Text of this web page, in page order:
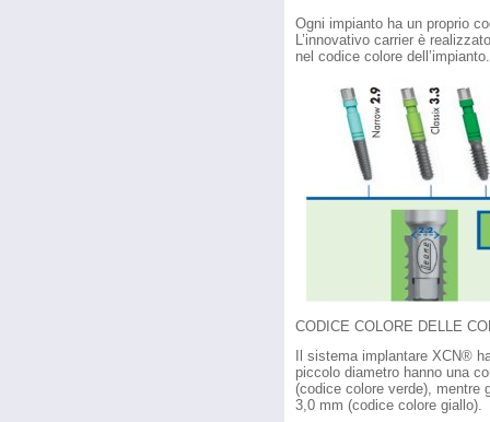
Ogni impianto ha un proprio
L’innovativo carrier è
nel codice colore dell’impianto.
CODICE COLORE DELLE
Il sistema implantare XCN®
piccolo diametro hanno una
(codice colore verde), mentre
3,0 mm (codice colore giallo).